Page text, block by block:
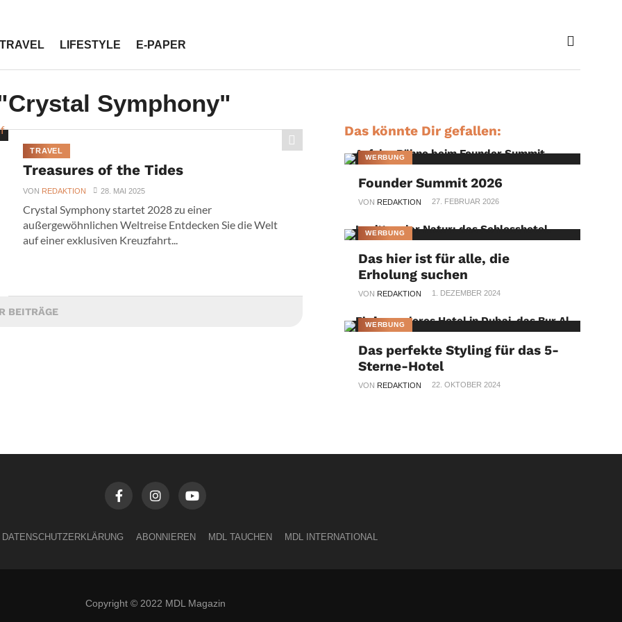
TRAVEL LIFESTYLE E-PAPER
Symphony"
TRAVEL
Treasures of the Tides
VON REDAKTION 28. MAI 2025
Crystal Symphony startet 2028 zu einer
außergewöhnlichen Weltreise Entdecken Sie die Welt
auf einer exklusiven Kreuzfahrt...
BEITRÄGE
Das könnte Dir gefallen:
WERBUNG
Founder Summit 2026
VON REDAKTION 27. FEBRUAR 2026
WERBUNG
Das hier ist für alle, die
Erholung suchen
VON REDAKTION 1. DEZEMBER 2024
WERBUNG
Das perfekte Styling für das 5-
Sterne-Hotel
VON REDAKTION 22. OKTOBER 2024
DATENSCHUTZERKLÄRUNG ABONNIEREN MDL TAUCHEN MDL INTERNATIONAL
Copyright © 2022 MDL Magazin